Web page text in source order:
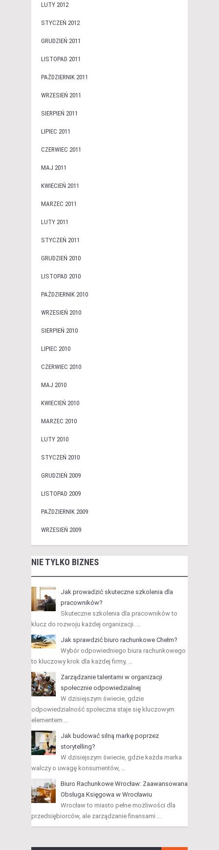
LUTY 2012
STYCZEŃ 2012
GRUDZIEŃ 2011
LISTOPAD 2011
PAŹDZIERNIK 2011
WRZESIEŃ 2011
SIERPIEŃ 2011
LIPIEC 2011
CZERWIEC 2011
MAJ 2011
KWIECIEŃ 2011
MARZEC 2011
LUTY 2011
STYCZEŃ 2011
GRUDZIEŃ 2010
LISTOPAD 2010
PAŹDZIERNIK 2010
WRZESIEŃ 2010
SIERPIEŃ 2010
LIPIEC 2010
CZERWIEC 2010
MAJ 2010
KWIECIEŃ 2010
MARZEC 2010
LUTY 2010
STYCZEŃ 2010
GRUDZIEŃ 2009
LISTOPAD 2009
PAŹDZIERNIK 2009
WRZESIEŃ 2009
NIE TYLKO BIZNES
Jak prowadzić skuteczne szkolenia dla
pracowników?
Skuteczne szkolenia dla pracowników to
klucz do rozwoju każdej organizacji. …
Jak sprawdzić biuro rachunkowe Chełm?
Wybór odpowiedniego biura rachunkowego
to kluczowy krok dla każdej firmy, …
Zarządzanie talentami w organizacji
społecznie odpowiedzialnej
W dzisiejszym świecie, gdzie
odpowiedzialność społeczna staje się kluczowym
elementem …
Jak budować silną markę poprzez
storytelling?
W dzisiejszym świecie, gdzie każda marka
walczy o uwagę konsumentów, …
Biuro Rachunkowe Wrocław: Zaawansowana
Obsługa Księgowa w Wrocławiu
Wrocław to miasto pełne możliwości dla
przedsiębiorców, ale zarządzanie finansami …